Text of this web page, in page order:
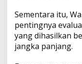
Sementara itu,
pentingnya
yang dihasilkan
jangka panjang.